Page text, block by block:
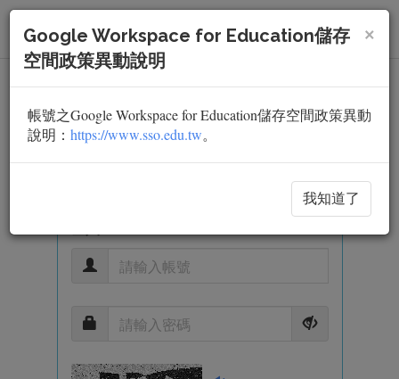
×
Google Workspace for Education儲存
空間政策異動說明
帳號之Google Workspace for Education儲存空間政策異動
說明： https://www.sso.edu.tw。
我知道了